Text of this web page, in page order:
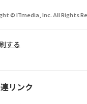
© ITmedia, Inc. All Rights
する
リンク